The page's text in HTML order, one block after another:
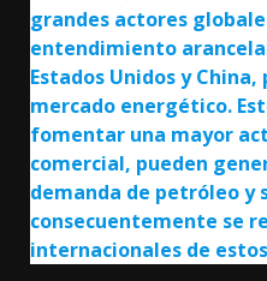
grandes actores
entendimiento
Estados Unidos y
mercado energético.
fomentar una mayor
comercial, pueden
demanda de petróleo y
consecuentemente se
internacionales de